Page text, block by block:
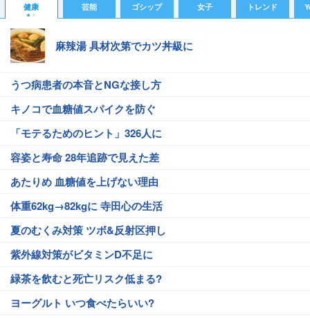
健康 芸能 ゴシップ 女子 トレンド
麻辣湯 具材次第でカツ丼級に
うつ病患者の本音とNGな接し方
キノコで血糖値スパイクを防ぐ
「モテるためのヒント」326人に
容姿と寿命 28年追跡で見えた差
あたりめ 血糖値を上げない理由
体重62kg→82kgに 寺田心の生活
夏のむくみ対策 ツボ&反射区押し
紫外線対策がビタミンD不足に
緑茶を飲むと死亡リスク低まる?
ヨーグルト いつ食べたらいい?